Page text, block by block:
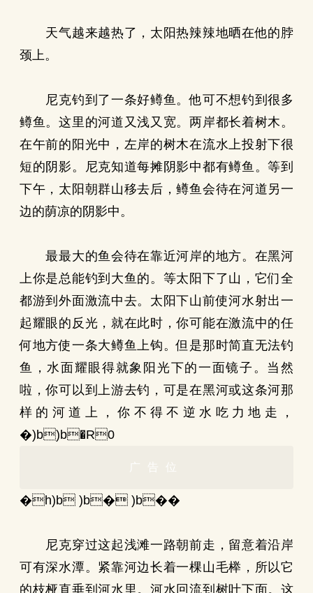
天气越来越热了，太阳热辣辣地晒在他的脖
颈上。
尼克钓到了一条好鳟鱼。他可不想钓到很多
鳟鱼。这里的河道又浅又宽。两岸都长着树木。
在午前的阳光中，左岸的树木在流水上投射下很
短的阴影。尼克知道每摊阴影中都有鳟鱼。等到
下午，太阳朝群山移去后，鳟鱼会待在河道另一
边的荫凉的阴影中。
最最大的鱼会待在靠近河岸的地方。在黑河
上你是总能钓到大鱼的。等太阳下了山，它们全
都游到外面激流中去。太阳下山前使河水射出一
起耀眼的反光，就在此时，你可能在激流中的任
何地方使一条大鳟鱼上钩。但是那时简直无法钓
鱼，水面耀眼得就象阳光下的一面镜子。当然
啦，你可以到上游去钓，可是在黑河或这条河那
样的河道上，你不得不逆水吃力地走，
�)b)b�R0
广告位
�h)b )b� )b��
尼克穿过这起浅滩一路朝前走，留意着沿岸
可有深水潭。紧靠河边长着一棵山毛榉，所以它
的枝桠直垂到河水里。河水回流到树叶下面。这